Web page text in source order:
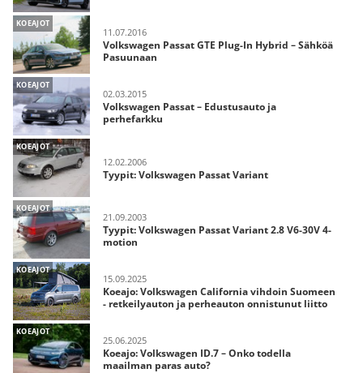
KOEAJOT
11.07.2016
Volkswagen Passat GTE Plug-In Hybrid – Sähköä
Pasuunaan
KOEAJOT
02.03.2015
Volkswagen Passat – Edustusauto ja
perhefarkku
KOEAJOT
12.02.2006
Tyypit: Volkswagen Passat Variant
KOEAJOT
21.09.2003
Tyypit: Volkswagen Passat Variant 2.8 V6-30V 4-
motion
KOEAJOT
15.09.2025
Koeajo: Volkswagen California vihdoin Suomeen
- retkeilyauton ja perheauton onnistunut liitto
KOEAJOT
25.06.2025
Koeajo: Volkswagen ID.7 – Onko todella
maailman paras auto?